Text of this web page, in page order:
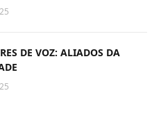
DE VOZ: ALIADOS DA